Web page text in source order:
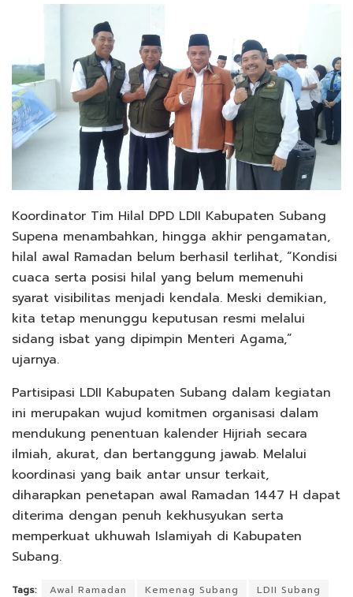
Koordinator Tim Hilal DPD LDII Kabupaten Subang
Supena menambahkan, hingga akhir pengamatan,
hilal awal Ramadan belum berhasil terlihat, “Kondisi
cuaca serta posisi hilal yang belum memenuhi
syarat visibilitas menjadi kendala. Meski demikian,
kita tetap menunggu keputusan resmi melalui
sidang isbat yang dipimpin Menteri Agama,”
ujarnya.
Partisipasi LDII Kabupaten Subang dalam kegiatan
ini merupakan wujud komitmen organisasi dalam
mendukung penentuan kalender Hijriah secara
ilmiah, akurat, dan bertanggung jawab. Melalui
koordinasi yang baik antar unsur terkait,
diharapkan penetapan awal Ramadan 1447 H dapat
diterima dengan penuh kekhusyukan serta
memperkuat ukhuwah Islamiyah di Kabupaten
Subang.
Tags: Awal Ramadan Kemenag Subang
LDII Subang